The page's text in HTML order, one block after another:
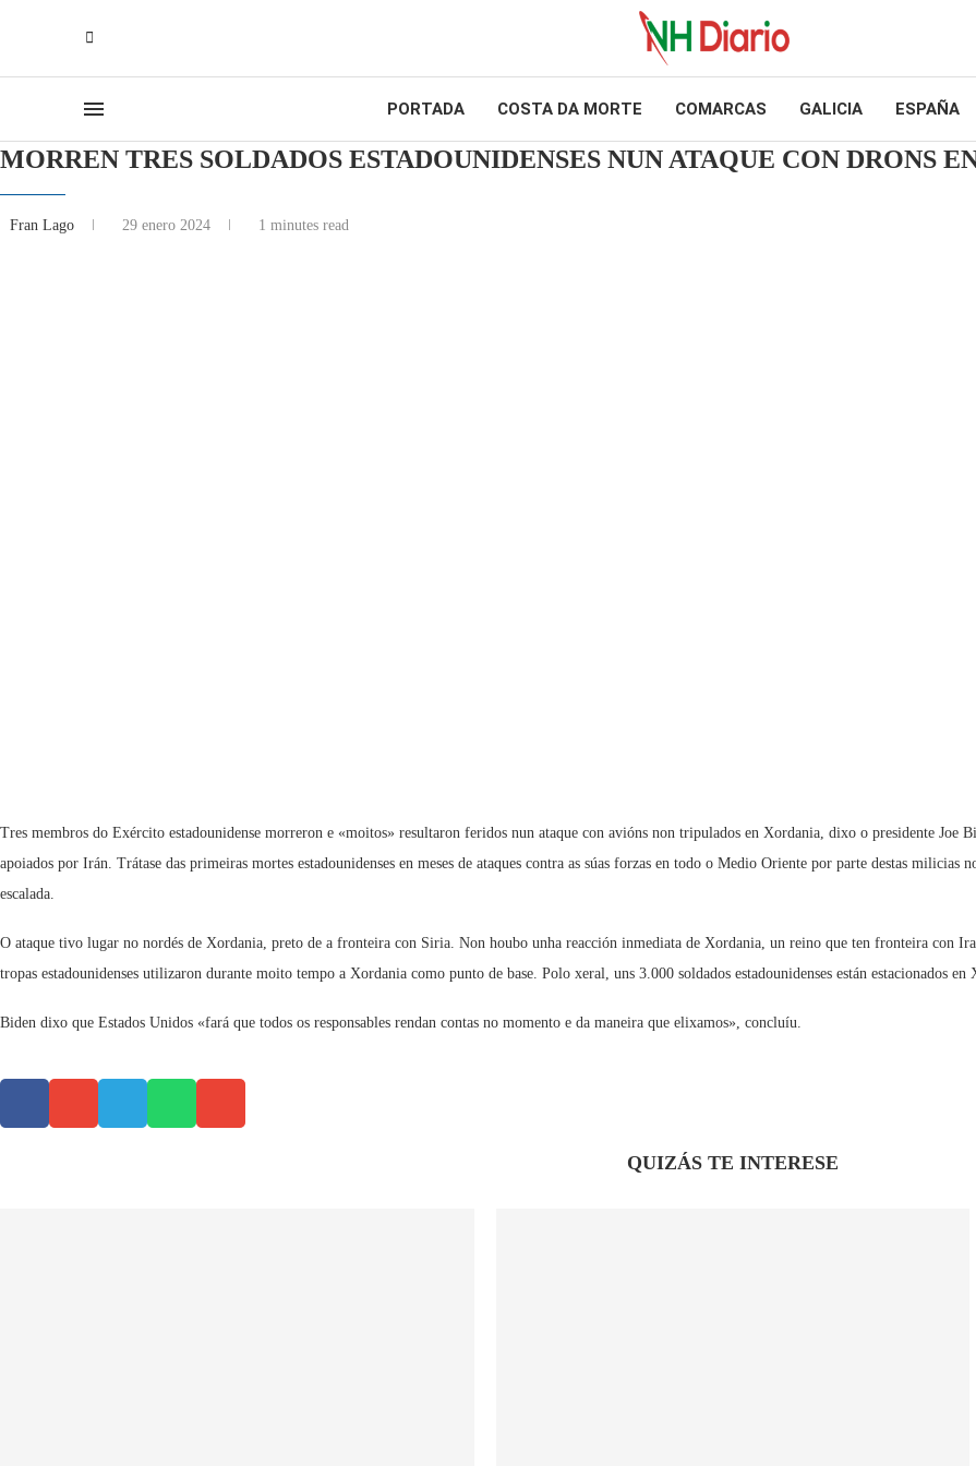
PORTADA COSTA DA MORTE COMARCAS GALICIA ESPAÑA
MORREN TRES SOLDADOS ESTADOUNIDENSES NUN ATAQUE CON DRONS
Fran Lago 29 enero 2024 1 minutes read
Tres membros do Exército estadounidense morreron e «moitos» resultaron feridos nun ataque con avións non tripulados en Xordania, dixo o presidente Joe
apoiados por Irán. Trátase das primeiras mortes estadounidenses en meses de ataques contra as súas forzas en todo o Medio Oriente por parte destas
escalada.
O ataque tivo lugar no nordés de Xordania, preto de a fronteira con Siria. Non houbo unha reacción inmediata de Xordania, un reino que ten fronteira con
tropas estadounidenses utilizaron durante moito tempo a Xordania como punto de base. Polo xeral, uns 3.000 soldados estadounidenses están estacionados en
Biden dixo que Estados Unidos «fará que todos os responsables rendan contas no momento e da maneira que elixamos», concluíu.
QUIZÁS TE INTERESE